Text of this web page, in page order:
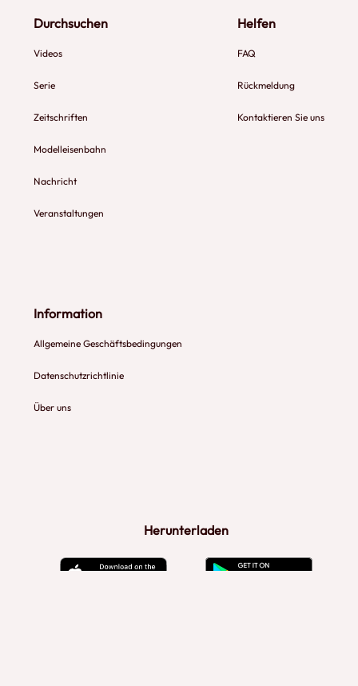
Durchsuchen
Videos
Serie
Zeitschriften
Modelleisenbahn
Nachricht
Veranstaltungen
Helfen
FAQ
Rückmeldung
Kontaktieren Sie uns
Information
Allgemeine Geschäftsbedingungen
Datenschutzrichtlinie
Über uns
Herunterladen